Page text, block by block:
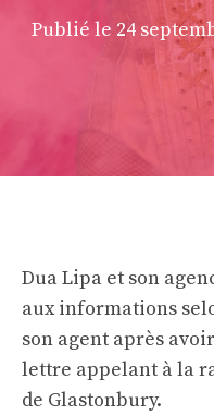
Publié le 24
Dua Lipa et son
aux informations
son agent après
lettre appelant à la
de Glastonbury.